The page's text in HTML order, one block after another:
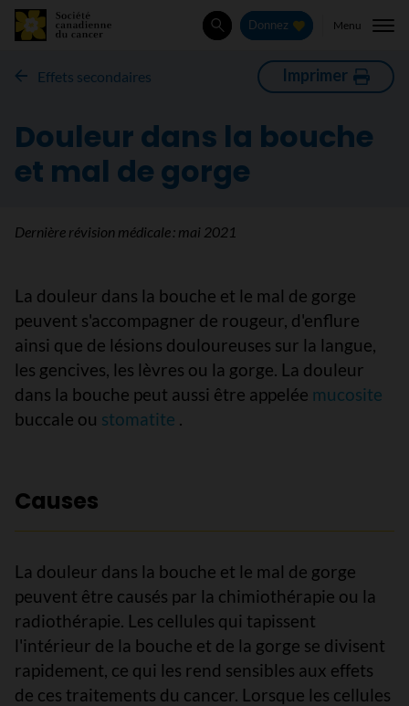
Rechercher
Donnez Menu
​Effets secondaires Imprimer
Douleur dans la bouche
et mal de gorge
Dernière révision médicale : mai 2021
La douleur dans la bouche et le mal de gorge
peuvent s'accompagner de rougeur, d'enflure
ainsi que de lésions douloureuses sur la langue,
les gencives, les lèvres ou la gorge. La douleur
dans la bouche peut aussi être appelée mucosite
buccale ou stomatite .
Causes
La douleur dans la bouche et le mal de gorge
peuvent être causés par la chimiothérapie ou la
radiothérapie. Les cellules qui tapissent
l'intérieur de la bouche et de la gorge se divisent
rapidement, ce qui les rend sensibles aux effets
de ces traitements du cancer. Lorsque les cellules